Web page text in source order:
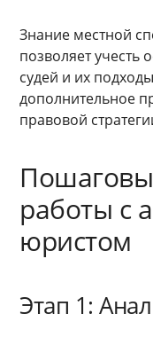
Знание местной
позволяет учесть
судей и их
дополнительное
правовой
работы с
юристом
Этап 1: